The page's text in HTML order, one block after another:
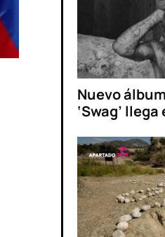
Nuevo
‘Swag’